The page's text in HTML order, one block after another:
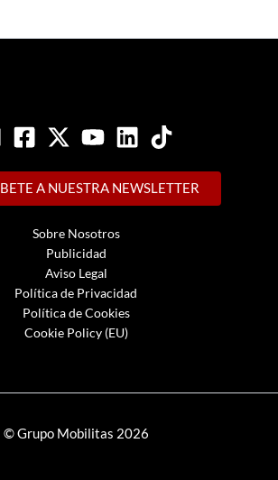
A NUESTRA NEWSLETTER
Sobre Nosotros
Publicidad
Aviso Legal
Política de Privacidad
Política de Cookies
Cookie Policy (EU)
© Grupo Mobilitas 2026